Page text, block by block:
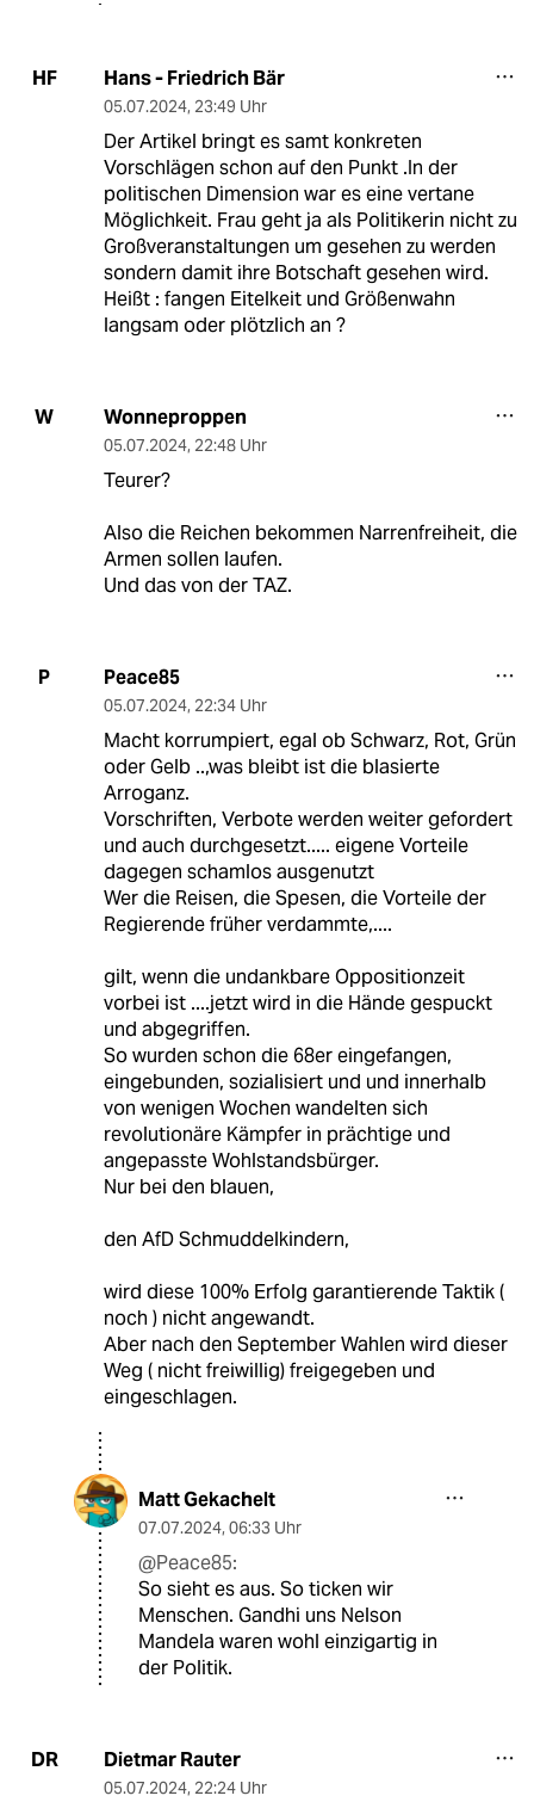
HF Hans - Friedrich Bär
05.07.2024, 23:49 Uhr
Der Artikel bringt es samt konkreten
Vorschlägen schon auf den Punkt .In der
politischen Dimension war es eine vertane
Möglichkeit. Frau geht ja als Politikerin nicht zu
Großveranstaltungen um gesehen zu werden
sondern damit ihre Botschaft gesehen wird.
Heißt : fangen Eitelkeit und Größenwahn
langsam oder plötzlich an ?
W Wonneproppen
05.07.2024, 22:48 Uhr
Teurer?
Also die Reichen bekommen Narrenfreiheit, die
Armen sollen laufen.
Und das von der TAZ.
P Peace85
05.07.2024, 22:34 Uhr
Macht korrumpiert, egal ob Schwarz, Rot, Grün
oder Gelb ..,was bleibt ist die blasierte
Arroganz.
Vorschriften, Verbote werden weiter gefordert
und auch durchgesetzt..... eigene Vorteile
dagegen schamlos ausgenutzt
Wer die Reisen, die Spesen, die Vorteile der
Regierende früher verdammte,....
gilt, wenn die undankbare Oppositionzeit
vorbei ist ....jetzt wird in die Hände gespuckt
und abgegriffen.
So wurden schon die 68er eingefangen,
eingebunden, sozialisiert und und innerhalb
von wenigen Wochen wandelten sich
revolutionäre Kämpfer in prächtige und
angepasste Wohlstandsbürger.
Nur bei den blauen,
den AfD Schmuddelkindern,
wird diese 100% Erfolg garantierende Taktik (
noch ) nicht angewandt.
Aber nach den September Wahlen wird dieser
Weg ( nicht freiwillig) freigegeben und
eingeschlagen.
Matt Gekachelt
07.07.2024, 06:33 Uhr
@Peace85:
So sieht es aus. So ticken wir
Menschen. Gandhi uns Nelson
Mandela waren wohl einzigartig in
der Politik.
DR Dietmar Rauter
05.07.2024, 22:24 Uhr